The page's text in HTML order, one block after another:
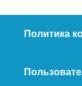
Политика